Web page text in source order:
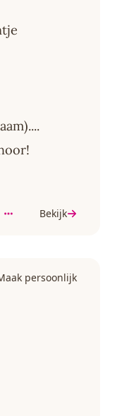
Bekijk
persoonlijk